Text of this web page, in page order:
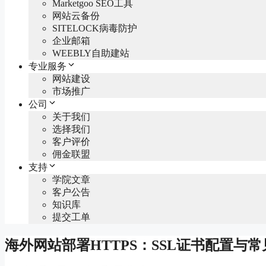
Marketgoo SEO工具
网站云备份
SITELOCK病毒防护
企业邮箱
WEEBLY自助建站
专业服务
网站建设
市场推广
公司
关于我们
选择我们
客户评价
佣金联盟
支持
学院文章
客户公告
知识库
提交工单
海外网站部署HTTPS：SSL证书配置与